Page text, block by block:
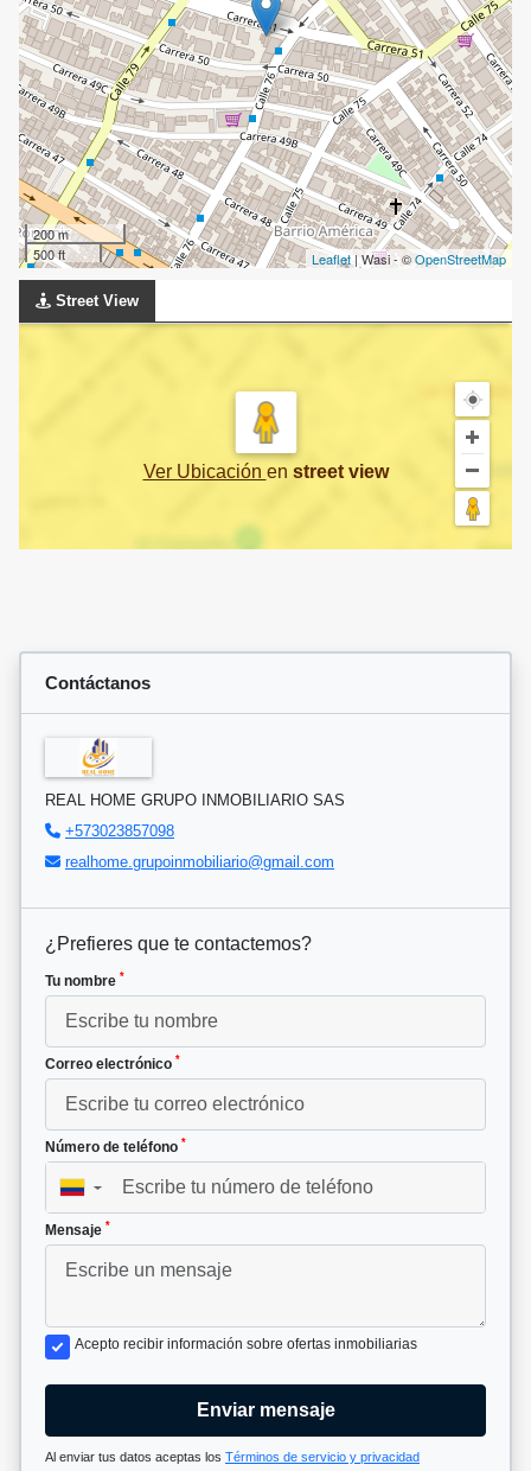
200 m
500 ft
Leaflet| Wasi - ©OpenStreetMap
Street View
Ver Ubicación en street view
Contáctanos
REAL HOME GRUPO INMOBILIARIO SAS
+573023857098
realhome.grupoinmobiliario@gmail.com
¿Prefieres que te contactemos?
Tu nombre *
Correo electrónico *
Número de teléfono *
▼
Mensaje *
Acepto recibir información sobre ofertas inmobiliarias
Enviar mensaje
Al enviar tus datos aceptas los Términos de servicio y privacidad